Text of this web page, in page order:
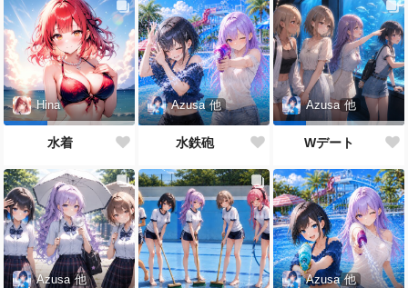
Hina
水着
Azusa 他
水鉄砲
Azusa 他
Wデート
Azusa 他 Azusa 他